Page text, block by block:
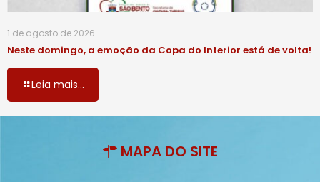
1 de agosto de 2026
Neste domingo, a emoção da Copa do Interior está de volta!
Leia mais...
MAPA DO SITE